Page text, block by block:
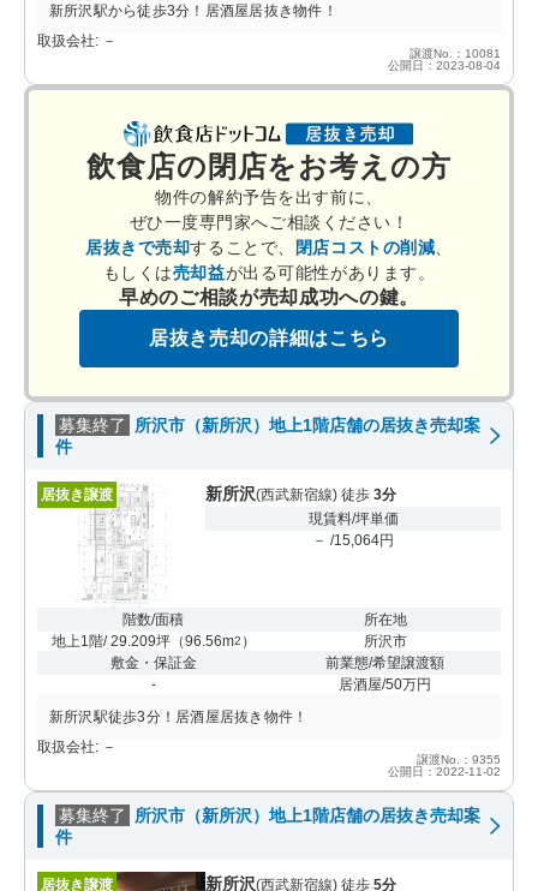
新所沢駅から徒歩3分！居酒屋居抜き物件！
取扱会社: －
譲渡No.：10081
公開日：2023-08-04
飲食店の閉店をお考えの方
物件の解約予告を出す前に、
ぜひ一度専門家へご相談ください！
居抜きで売却することで、 閉店コストの削減
もしくは売却益が出る可能性があります。
早めのご相談が売却成功への鍵。
居抜き売却の詳細はこちら
募集終了
所沢市（新所沢）地上1階店舗の居抜き売却案
件
居抜き譲渡 新所沢(西武新宿線) 徒歩 3分
現賃料/坪単価
－ /15,064円
階数/面積
地上1階/ 29.209坪（96.56m2 ）
所在地
所沢市
敷金・保証金
-
前業態/希望譲渡額
居酒屋/50万円
新所沢駅徒歩3分！居酒屋居抜き物件！
取扱会社: －
譲渡No.：9355
公開日：2022-11-02
募集終了
所沢市（新所沢）地上1階店舗の居抜き売却案
件
居抜き譲渡 新所沢(西武新宿線) 徒歩 5分